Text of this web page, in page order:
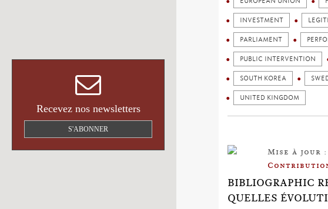
Recevez nos newsletters
S'ABONNER
INVESTMENT
PARLIAMENT
PUBLIC INTERVENTION
SOUTH KOREA
UNITED KINGDOM
Mise à jour :
BIBLIOGRAPHIC
QUELLES